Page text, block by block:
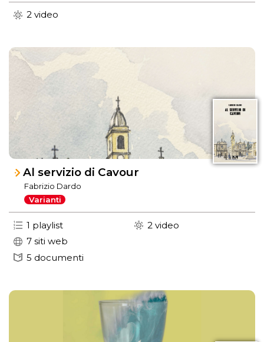
2 video
Al servizio di Cavour
Fabrizio Dardo
Varianti
1 playlist
7 siti web
5 documenti
2 video